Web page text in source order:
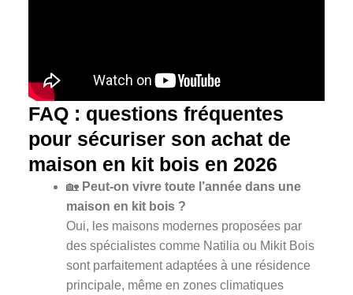
FAQ : questions fréquentes
pour sécuriser son achat de
maison en kit bois en 2026
🏡 Peut-on vivre toute l’année dans une
maison en kit bois ?
Oui, les maisons modernes proposées par
des spécialistes comme Natilia ou Mikit Bois
sont parfaitement adaptées à une résidence
principale, même en zones climatiques